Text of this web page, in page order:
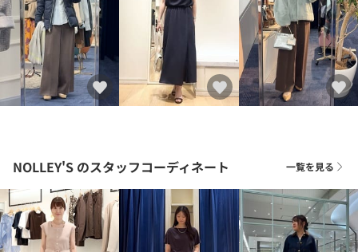
NOLLEY'S のスタッフコーディネート 一覧を見る